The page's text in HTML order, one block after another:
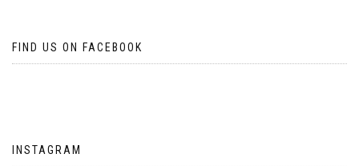
FIND US ON FACEBOOK
INSTAGRAM